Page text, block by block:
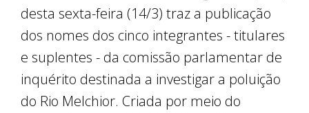
desta sexta-feira (14/3) traz a publicação
dos nomes dos cinco integrantes - titulares
e suplentes - da comissão parlamentar de
inquérito destinada a investigar a poluição
do Rio Melchior. Criada por meio do